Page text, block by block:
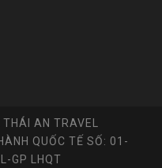
AN TRAVEL
QUỐC TẾ SỐ: 01-
GP LHQT